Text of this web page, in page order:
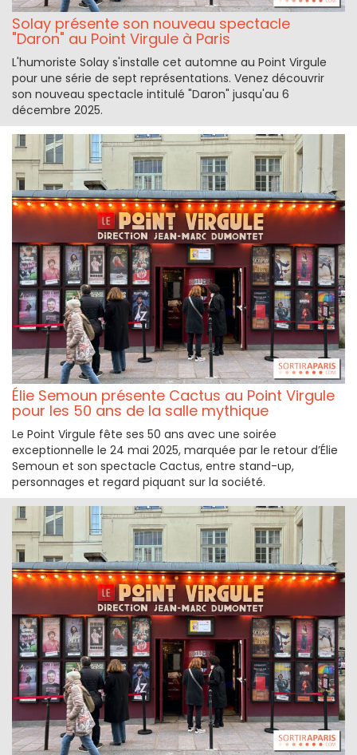
Solay présente son nouveau spectacle
"Daron" au Point Virgule à Paris
L'humoriste Solay s'installe cet automne au Point Virgule
pour une série de sept représentations. Venez découvrir
son nouveau spectacle intitulé "Daron" jusqu'au 6
décembre 2025.
Élie Semoun présente Cactus au Point Virgule
pour les 50 ans de la salle mythique
Le Point Virgule fête ses 50 ans avec une soirée
exceptionnelle le 24 mai 2025, marquée par le retour d’Élie
Semoun et son spectacle Cactus, entre stand-up,
personnages et regard piquant sur la société.